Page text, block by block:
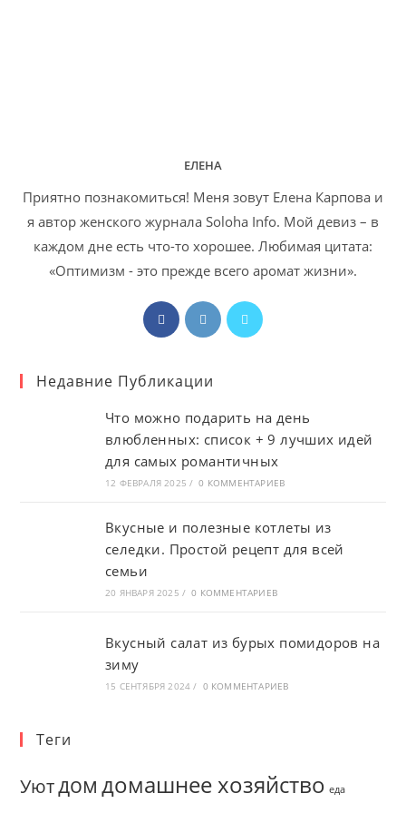
ЕЛЕНА
Приятно познакомиться! Меня зовут Елена Карпова и
я автор женского журнала Soloha Info. Мой девиз – в
каждом дне есть что-то хорошее. Любимая цитата:
«Оптимизм - это прежде всего аромат жизни».
Откроется
вкладке
ОткроетсяОткроется
Недавние Публикации
Что можно подарить на день
влюбленных: список + 9 лучших идей
для самых романтичных
12 ФЕВРАЛЯ 2025 / 0 КОММЕНТАРИЕВ
Вкусные и полезные котлеты из
селедки. Простой рецепт для всей
семьи
20 ЯНВАРЯ 2025 / 0 КОММЕНТАРИЕВ
Вкусный салат из бурых помидоров на
зиму
15 СЕНТЯБРЯ 2024 / 0 КОММЕНТАРИЕВ
Теги
Уютдом домашнее хозяйство еда